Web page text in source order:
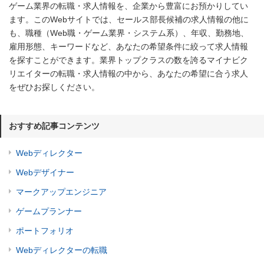
ゲーム業界の転職・求人情報を、企業から豊富にお預かりしてい
ます。このWebサイトでは、セールス部長候補の求人情報の他に
も、職種（Web職・ゲーム業界・システム系）、年収、勤務地、
雇用形態、キーワードなど、あなたの希望条件に絞って求人情報
を探すことができます。業界トップクラスの数を誇るマイナビク
リエイターの転職・求人情報の中から、あなたの希望に合う求人
をぜひお探しください。
おすすめ記事コンテンツ
Webディレクター
Webデザイナー
マークアップエンジニア
ゲームプランナー
ポートフォリオ
Webディレクターの転職